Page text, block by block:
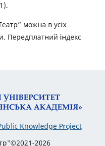
можна в усіх
Передплатний індекс
Knowledge Project
2026